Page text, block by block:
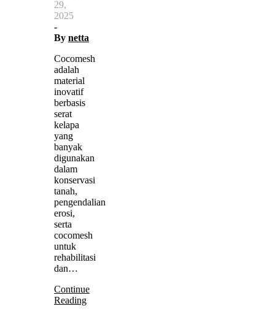
29,
2025
-
By netta
Cocomesh
adalah
material
inovatif
berbasis
serat
kelapa
yang
banyak
digunakan
dalam
konservasi
tanah,
pengendalian
erosi,
serta
cocomesh
untuk
rehabilitasi
dan…
Continue
Reading